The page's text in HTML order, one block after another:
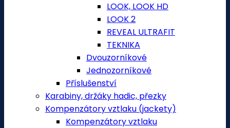
LOOK, LOOK HD
LOOK 2
REVEAL ULTRAFIT
TEKNIKA
Dvouzorníkové
Jednozorníkové
Příslušenství
Karabiny, držáky hadic, přezky
Kompenzátory vztlaku (jackety)
Kompenzátory vztlaku